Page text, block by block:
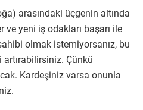
arasındaki üçgenin altında
ve yeni iş odakları başarı ile
olmak istemiyorsanız, bu
Çünkü
Kardeşiniz varsa onunla